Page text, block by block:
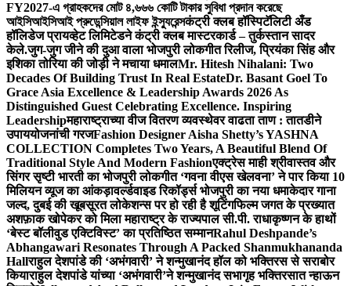
FY2027-এ গ্রাহকদের মোট ৪,৬৬৬ কোটি টাকার সুবিধা প্রদান করেছে
আইসিআইসিআই প্রুডেন্সিয়াল লাইফ ইন্স্যুরেন্সकंट्री क्लब हॉस्पिटॅलिटी अँड
हॉलिडेज प्रायव्हेट लिमिटेडने कंट्री क्लब मास्टरकार्ड – तुर्कस्तान सादर
केले.जुग-जुग जीने की दुआ वाला भोजपुरी लोकगीत रिलीज, प्रियंका सिंह और
इशिका तोरिया की जोड़ी ने मचाया धमालMr. Hitesh Nihalani: Two
Decades Of Building Trust In Real EstateDr. Basant Goel To
Grace Asia Excellence & Leadership Awards 2026 As
Distinguished Guest Celebrating Excellence. Inspiring
Leadershipमहाराष्ट्राच्या वीज वितरण व्यवस्थेवर वाढता ताण : तातडीने
उपाययोजनांची गरजFashion Designer Aisha Shetty’s YASHNA
COLLECTION Completes Two Years, A Beautiful Blend Of
Traditional Style And Modern Fashionएक्ट्रेस माही श्रीवास्तव और
सिंगर सृष्टी भारती का भोजपुरी लोकगीत ‘गवना वीएस खेलवना’ ने पार किया 10
मिलियन व्यूज का आंकड़ावर्ल्डवाइड रिकॉर्ड्स भोजपुरी का नया धमाकेदार गाना
जल्द, दुबई की खूबसूरत लोकेशन्स पर हो रही है शूटिंगफिल्म जगत के प्रख्यात
अशफ़ाक खोपेकर को मिला महाराष्ट्र के राज्यपाल सी.पी. राधाकृष्णन के हाथों
‘बेस्ट बॉलीवुड एक्टिविस्ट’ का प्रतिष्ठित सम्मानRahul Deshpande’s
Abhangawari Resonates Through A Packed Shanmukhananda
Hallराहुल देशपांडे की ‘अभंगवारी’ ने शन्मुखानंद हॉल को भक्तिरस से सराबोर
कियाराहुल देशपांडे यांच्या ‘अभंगवारी’ने शन्मुखानंद सभागृह भक्तिरसात न्हाऊन